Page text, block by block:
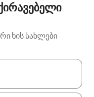
ხის სახლები
ნავიგაციისთვის